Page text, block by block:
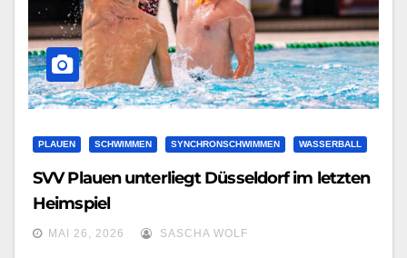
PLAUEN SCHWIMMEN SYNCHRONSCHWIMMEN WASSERBALL
SVV Plauen unterliegt Düsseldorf im letzten
Heimspiel
MAI 26, 2026 SASCHA WOLF